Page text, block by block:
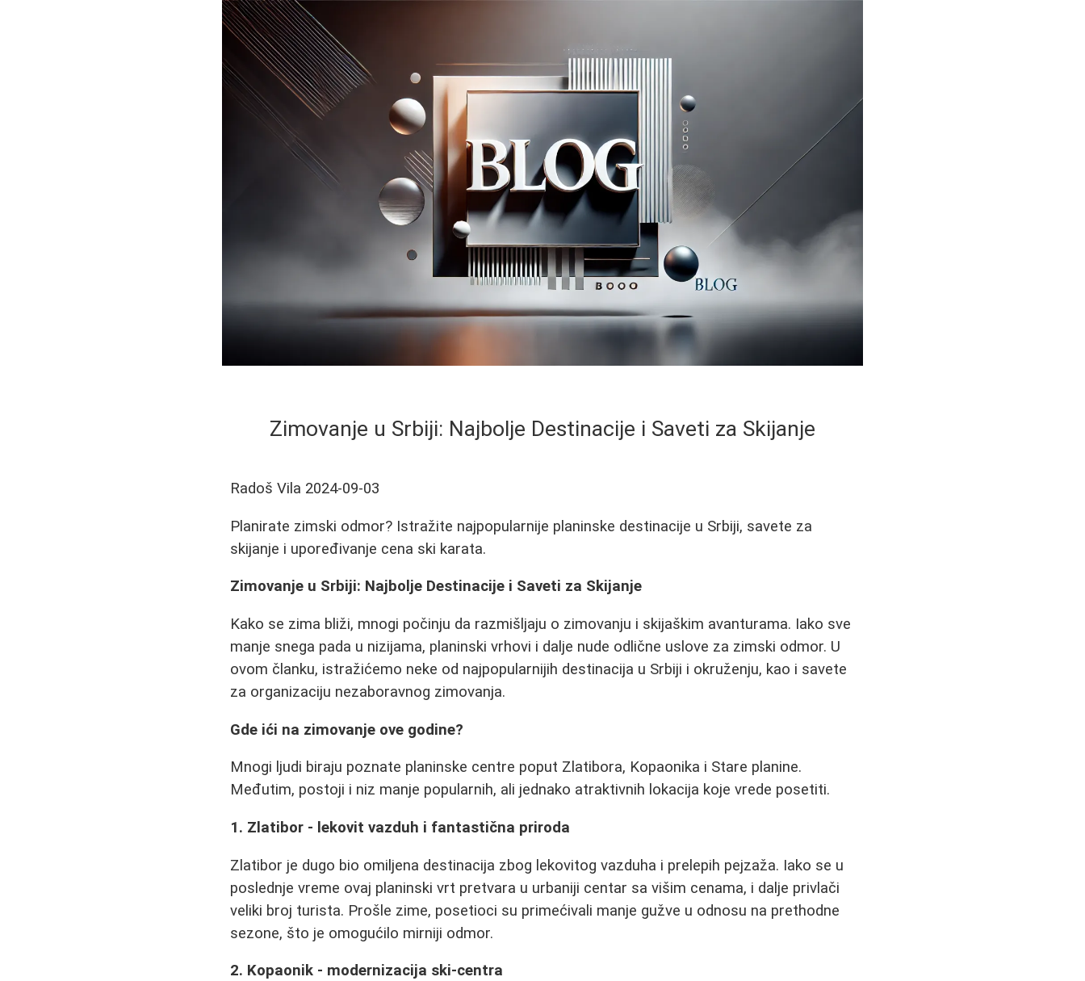
Zimovanje u Srbiji: Najbolje Destinacije i Saveti za Skijanje
Radoš Vila 2024-09-03
Planirate zimski odmor? Istražite najpopularnije planinske destinacije u Srbiji, savete za
skijanje i upoređivanje cena ski karata.
Zimovanje u Srbiji: Najbolje Destinacije i Saveti za Skijanje
Kako se zima bliži, mnogi počinju da razmišljaju o zimovanju i skijaškim avanturama. Iako sve
manje snega pada u nizijama, planinski vrhovi i dalje nude odlične uslove za zimski odmor. U
ovom članku, istražićemo neke od najpopularnijih destinacija u Srbiji i okruženju, kao i savete
za organizaciju nezaboravnog zimovanja.
Gde ići na zimovanje ove godine?
Mnogi ljudi biraju poznate planinske centre poput Zlatibora, Kopaonika i Stare planine.
Međutim, postoji i niz manje popularnih, ali jednako atraktivnih lokacija koje vrede posetiti.
1. Zlatibor - lekovit vazduh i fantastična priroda
Zlatibor je dugo bio omiljena destinacija zbog lekovitog vazduha i prelepih pejzaža. Iako se u
poslednje vreme ovaj planinski vrt pretvara u urbaniji centar sa višim cenama, i dalje privlači
veliki broj turista. Prošle zime, posetioci su primećivali manje gužve u odnosu na prethodne
sezone, što je omogućilo mirniji odmor.
2. Kopaonik - modernizacija ski-centra